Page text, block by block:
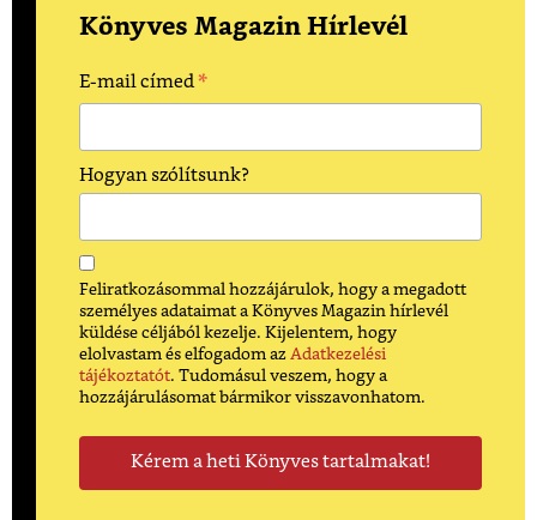
Könyves Magazin Hírlevél
E-mail címed *
Hogyan szólítsunk?
Feliratkozásommal hozzájárulok, hogy a megadott
személyes adataimat a Könyves Magazin hírlevél
küldése céljából kezelje. Kijelentem, hogy
elolvastam és elfogadom az Adatkezelési
tájékoztatót. Tudomásul veszem, hogy a
hozzájárulásomat bármikor visszavonhatom.